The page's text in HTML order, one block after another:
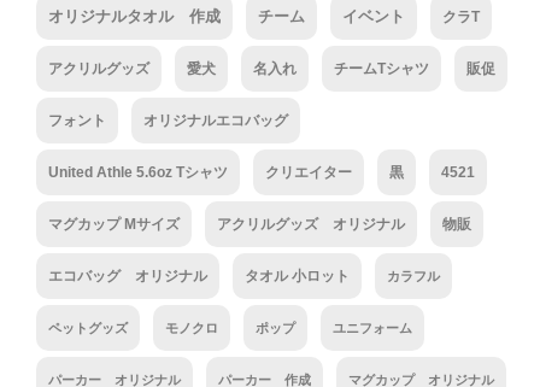
オリジナルタオル 作成 チーム イベント クラT
アクリルグッズ 愛犬 名入れ チームTシャツ 販促
フォント オリジナルエコバッグ
United Athle 5.6oz Tシャツ クリエイター 黒 4521
マグカップ Mサイズ アクリルグッズ オリジナル 物販
エコバッグ オリジナル タオル 小ロット カラフル
ペットグッズ モノクロ ポップ ユニフォーム
パーカー オリジナル パーカー 作成 マグカップ オリジナル